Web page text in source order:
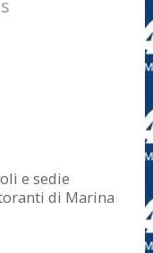
e sedie
di Marina